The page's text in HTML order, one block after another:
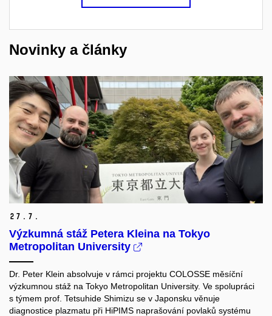
Novinky a články
27. 7.
Výzkumná stáž Petera Kleina na Tokyo
Metropolitan University
Dr. Peter Klein absolvuje v rámci projektu COLOSSE měsíční
výzkumnou stáž na Tokyo Metropolitan University. Ve spolupráci
s týmem prof. Tetsuhide Shimizu se v Japonsku věnuje
diagnostice plazmatu při HiPIMS naprašování povlaků systému